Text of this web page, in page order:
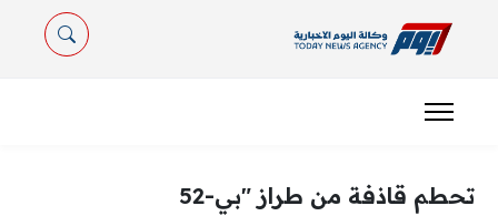
تحطم قاذفة من طراز "بي-52